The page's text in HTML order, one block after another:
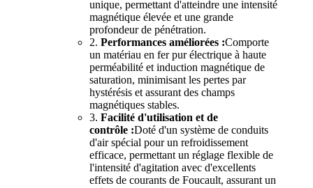
unique, permettant d'atteindre une intensité
magnétique élevée et une grande
profondeur de pénétration.
2. Performances améliorées :Comporte
un matériau en fer pur électrique à haute
perméabilité et induction magnétique de
saturation, minimisant les pertes par
hystérésis et assurant des champs
magnétiques stables.
3. Facilité d'utilisation et de
contrôle :Doté d'un système de conduits
d'air spécial pour un refroidissement
efficace, permettant un réglage flexible de
l'intensité d'agitation avec d'excellents
effets de courants de Foucault, assurant un